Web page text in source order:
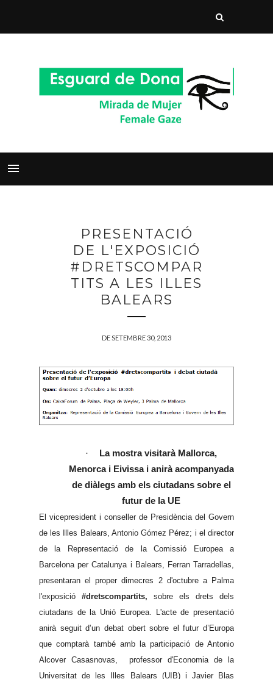
PRESENTACIÓ
DE L'EXPOSICIÓ
#DRETSCOMPAR
TITS A LES ILLES
BALEARS
DE SETEMBRE 30, 2013
·
La mostra visitarà Mallorca,
Menorca i Eivissa i anirà acompanyada
de diàlegs amb els ciutadans sobre el
futur de la UE
El vicepresident i conseller de Presidència del Govern
de les Illes Balears, Antonio Gómez Pérez; i el director
de la Representació de la Comissió Europea a
Barcelona per Catalunya i Balears, Ferran Tarradellas,
presentaran el proper dimecres 2 d'octubre a Palma
l'exposició #dretscompartits, sobre els drets dels
ciutadans de la Unió Europea. L'acte de presentació
anirà seguit d’un debat obert sobre el futur d’Europa
que comptarà també amb la participació de Antonio
Alcover Casasnovas, professor d'Economia de la
Universitat de les Illes Balears (UIB) i Javier Blas